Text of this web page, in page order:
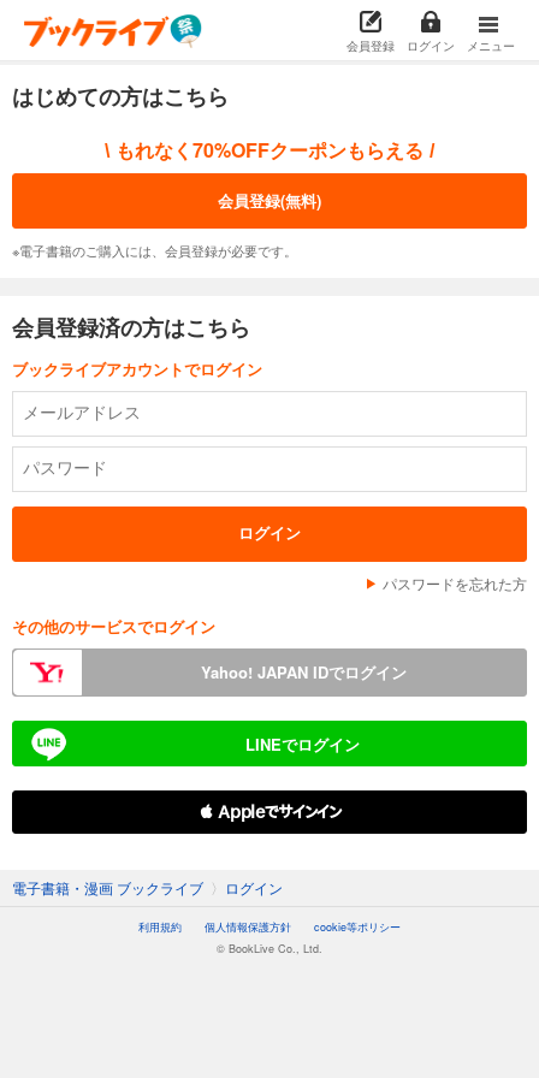
会員登録 ログイン メニュー
はじめての方はこちら
\ もれなく70%OFFクーポンもらえる /
会員登録(無料)
※電子書籍のご購入には、会員登録が必要です。
会員登録済の方はこちら
ブックライブアカウントでログイン
パスワードを忘れた方
その他のサービスでログイン
Yahoo! JAPAN IDでログイン
LINEでログイン
 Appleでサインイン
電子書籍・漫画 ブックライブ 〉 ログイン
利用規約 個人情報保護方針
cookie等ポリシー
© BookLive Co., Ltd.